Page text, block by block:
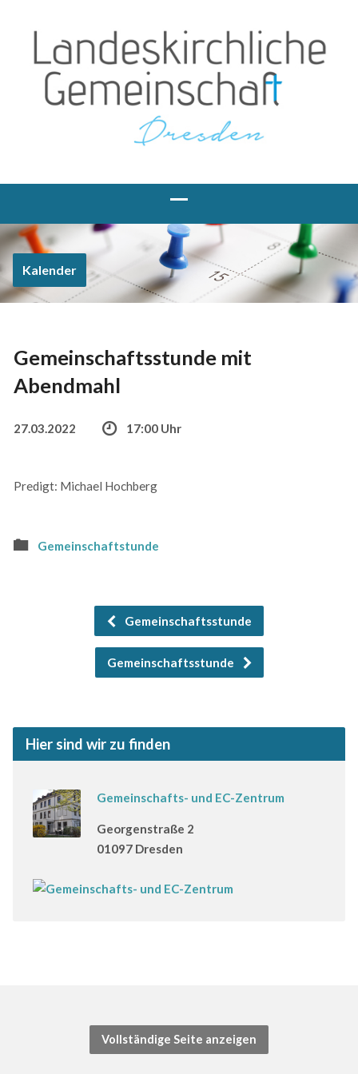
Kalender
Gemeinschaftsstunde mit
Abendmahl
27.03.2022 17:00 Uhr
Predigt: Michael Hochberg
Gemeinschaftstunde
Gemeinschaftsstunde
Gemeinschaftsstunde
Hier sind wir zu finden
Gemeinschafts- und EC-Zentrum
Georgenstraße 2
01097 Dresden
Vollständige Seite anzeigen